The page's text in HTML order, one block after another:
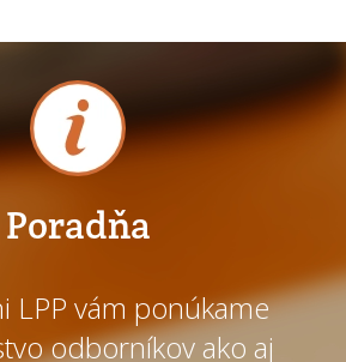
Poradňa
LPP vám ponúkame
odborníkov ako aj